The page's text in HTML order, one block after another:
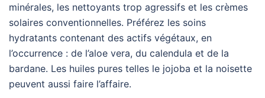
minérales, les nettoyants trop agressifs et les crèmes
solaires conventionnelles. Préférez les soins
hydratants contenant des actifs végétaux, en
l’occurrence : de l’aloe vera, du calendula et de la
bardane. Les huiles pures telles le jojoba et la noisette
peuvent aussi faire l’affaire.